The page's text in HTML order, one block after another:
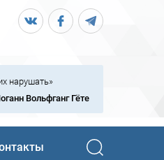
нарушать»
Вольфганг Гёте